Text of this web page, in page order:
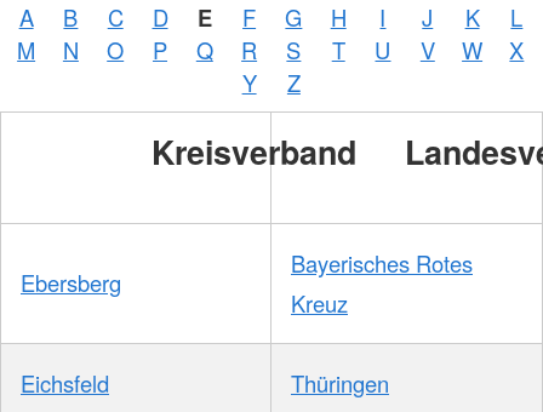
A B C D E F G H I J K
L
M
N O P Q R S T U V W
X
Y
Z
Kreisverband
Ebersberg
Bayerisches Rotes
Kreuz
Eichsfeld Thüringen